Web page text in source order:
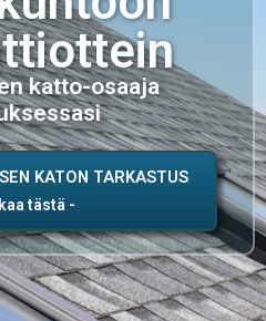
katto-osaaja
KATON TARKASTUS